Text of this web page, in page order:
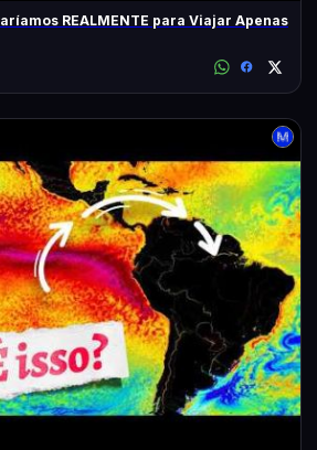
REALMENTE para Viajar Apenas